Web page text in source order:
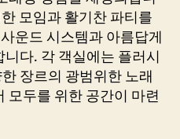
모임과 활기찬 파티를
운드 시스템과 아름답게
다. 각 객실에는 플러시
장르의 광범위한 노래
모두를 위한 공간이 마련